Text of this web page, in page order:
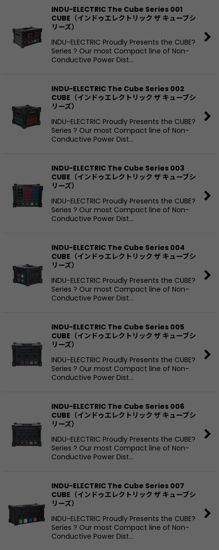
絞り込む
INDU-ELECTRIC The Cube Series 001
CUBE（インドゥエレクトリック ザ キューブシ
リーズ）
INDU-ELECTRIC Proudly Presents the CUBE?
Series ? Our most Compact line of Non-
Conductive Power Dist…
INDU-ELECTRIC The Cube Series 002
CUBE（インドゥエレクトリック ザ キューブシ
リーズ）
INDU-ELECTRIC Proudly Presents the CUBE?
Series ? Our most Compact line of Non-
Conductive Power Dist…
INDU-ELECTRIC The Cube Series 003
CUBE（インドゥエレクトリック ザ キューブシ
リーズ）
INDU-ELECTRIC Proudly Presents the CUBE?
Series ? Our most Compact line of Non-
Conductive Power Dist…
INDU-ELECTRIC The Cube Series 004
CUBE（インドゥエレクトリック ザ キューブシ
リーズ）
INDU-ELECTRIC Proudly Presents the CUBE?
Series ? Our most Compact line of Non-
Conductive Power Dist…
INDU-ELECTRIC The Cube Series 005
CUBE（インドゥエレクトリック ザ キューブシ
リーズ）
INDU-ELECTRIC Proudly Presents the CUBE?
Series ? Our most Compact line of Non-
Conductive Power Dist…
INDU-ELECTRIC The Cube Series 006
CUBE（インドゥエレクトリック ザ キューブシ
リーズ）
INDU-ELECTRIC Proudly Presents the CUBE?
Series ? Our most Compact line of Non-
Conductive Power Dist…
INDU-ELECTRIC The Cube Series 007
CUBE（インドゥエレクトリック ザ キューブシ
リーズ）
INDU-ELECTRIC Proudly Presents the CUBE?
Series ? Our most Compact line of Non-
Conductive Power Dist…